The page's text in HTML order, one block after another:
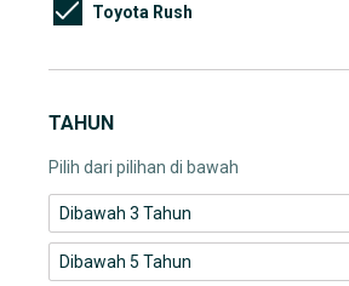
Toyota Rush
TAHUN
Pilih dari pilihan di bawah
Dibawah 3 Tahun
Dibawah 5 Tahun